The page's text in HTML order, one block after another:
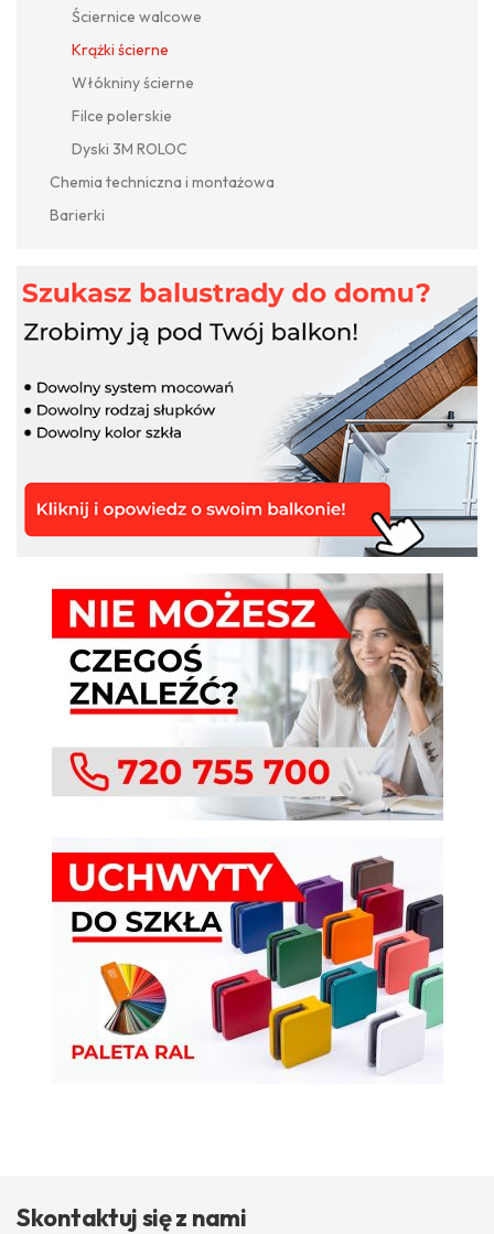
Ściernice walcowe
Krążki ścierne
Włókniny ścierne
Filce polerskie
Dyski 3M ROLOC
Chemia techniczna i montażowa
Barierki
Skontaktuj się z nami